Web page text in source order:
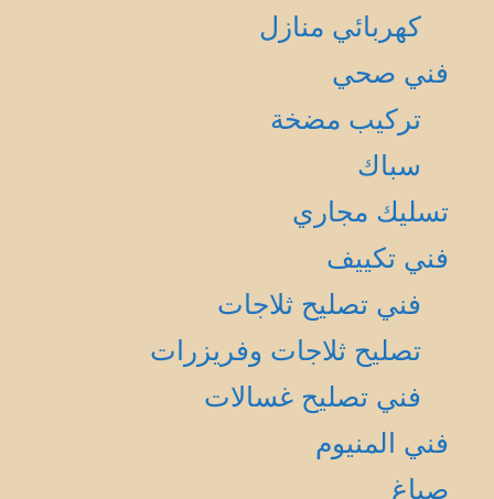
كهربائي منازل
فني صحي
تركيب مضخة
سباك
تسليك مجاري
فني تكييف
فني تصليح ثلاجات
تصليح ثلاجات وفريزرات
فني تصليح غسالات
فني المنيوم
صباغ